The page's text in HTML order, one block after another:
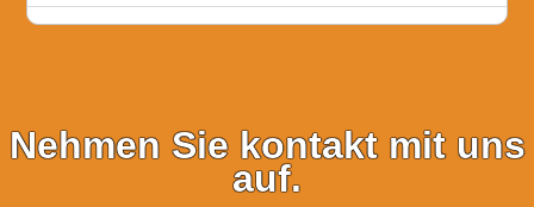
Nehmen Sie kontakt mit uns
auf.